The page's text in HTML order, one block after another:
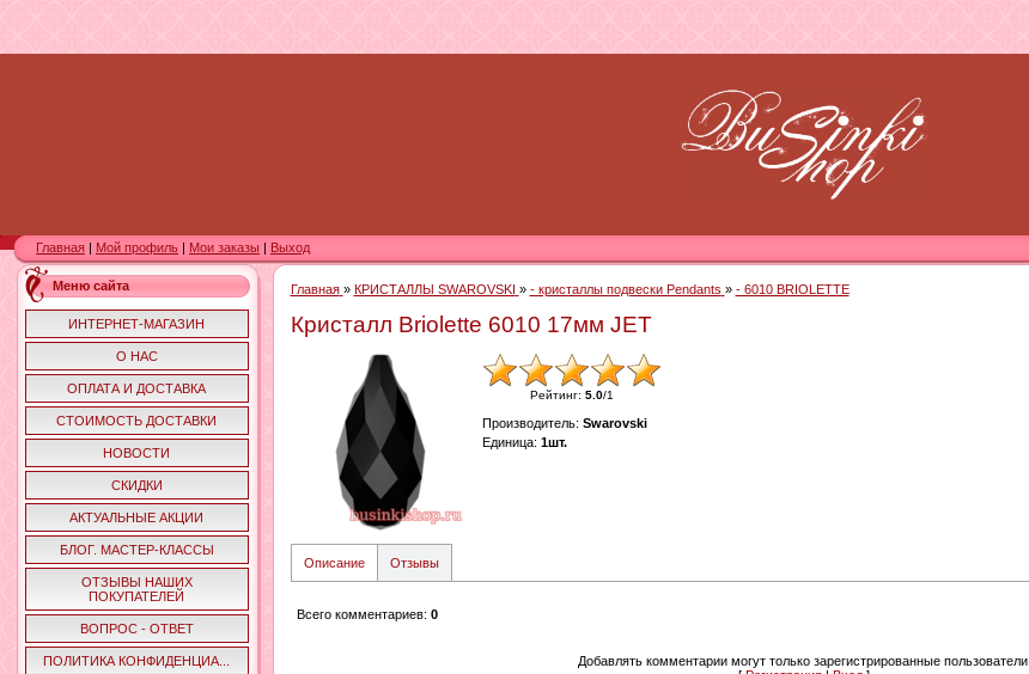
Главная Мой профиль Мои заказы Выход
Меню сайта
ИНТЕРНЕТ-МАГАЗИН
О НАС
ОПЛАТА И ДОСТАВКА
СТОИМОСТЬ ДОСТАВКИ
НОВОСТИ
СКИДКИ
АКТУАЛЬНЫЕ АКЦИИ
БЛОГ. МАСТЕР-КЛАССЫ
ОТЗЫВЫ НАШИХ
ПОКУПАТЕЛЕЙ
ВОПРОС - ОТВЕТ
ПОЛИТИКА КОНФИДЕНЦИА...
Главная » КРИСТАЛЛЫ SWAROVSKI » - кристаллы подвески Pendants » - 6010 BRIOLETTE
Кристалл Briolette 6010 17мм JET
Рейтинг: 5.0/1
Производитель: Swarovski
Единица: 1шт.
Описание Отзывы
Всего комментариев: 0
Добавлять комментарии могут только зарегистрированные пользователи.